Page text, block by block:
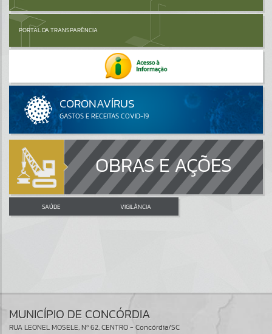
PORTAL DA TRANSPARÊNCIA
OBRAS E AÇÕES
SAÚDE VIGILÂNCIA
MUNICÍPIO DE CONCÓRDIA
RUA LEONEL MOSELE, Nº 62, CENTRO - Concórdia/SC